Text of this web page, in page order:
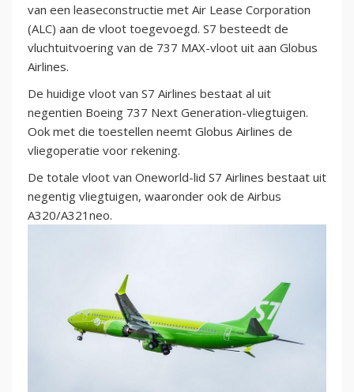
van een leaseconstructie met Air Lease Corporation
(ALC) aan de vloot toegevoegd. S7 besteedt de
vluchtuitvoering van de 737 MAX-vloot uit aan Globus
Airlines.
De huidige vloot van S7 Airlines bestaat al uit
negentien Boeing 737 Next Generation-vliegtuigen.
Ook met die toestellen neemt Globus Airlines de
vliegoperatie voor rekening.
De totale vloot van Oneworld-lid S7 Airlines bestaat uit
negentig vliegtuigen, waaronder ook de Airbus
A320/A321neo.